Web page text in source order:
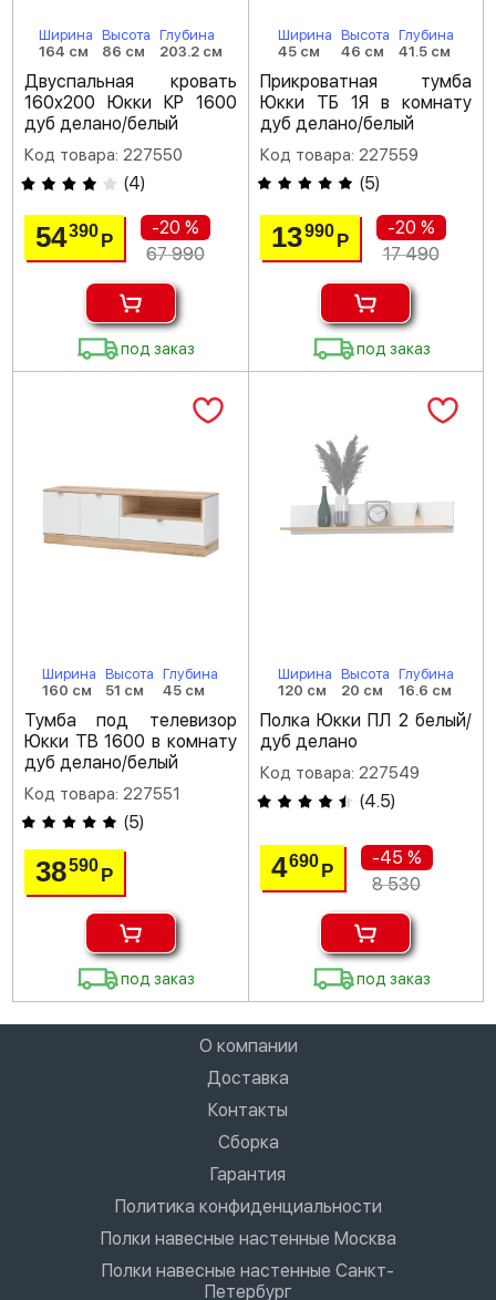
Ширина
164 см
Высота
86 см
Глубина
203.2 см
Двуспальная кровать
160х200 Юкки КР 1600
дуб делано/белый
Код товара: 227550
(4)
54390Р
-20 %
67 990
под заказ
Ширина
45 см
Высота
46 см
Глубина
41.5 см
Прикроватная тумба
Юкки ТБ 1Я в комнату
дуб делано/белый
Код товара: 227559
(5)
13990 Р
-20 %
17 490
под заказ
Ширина
160 см
Высота
51 см
Глубина
45 см
Тумба под телевизор
Юкки ТВ 1600 в комнату
дуб делано/белый
Код товара: 227551
(5)
38590Р
под заказ
Ширина
120 см
Высота
20 см
Глубина
16.6 см
Полка Юкки ПЛ 2 белый/
дуб делано
Код товара: 227549
(4.5)
4690 Р
-45 %
8 530
под заказ
О компании
Доставка
Контакты
Сборка
Гарантия
Политика конфиденциальности
Полки навесные настенные Москва
Полки навесные настенные Санкт-
Петербург